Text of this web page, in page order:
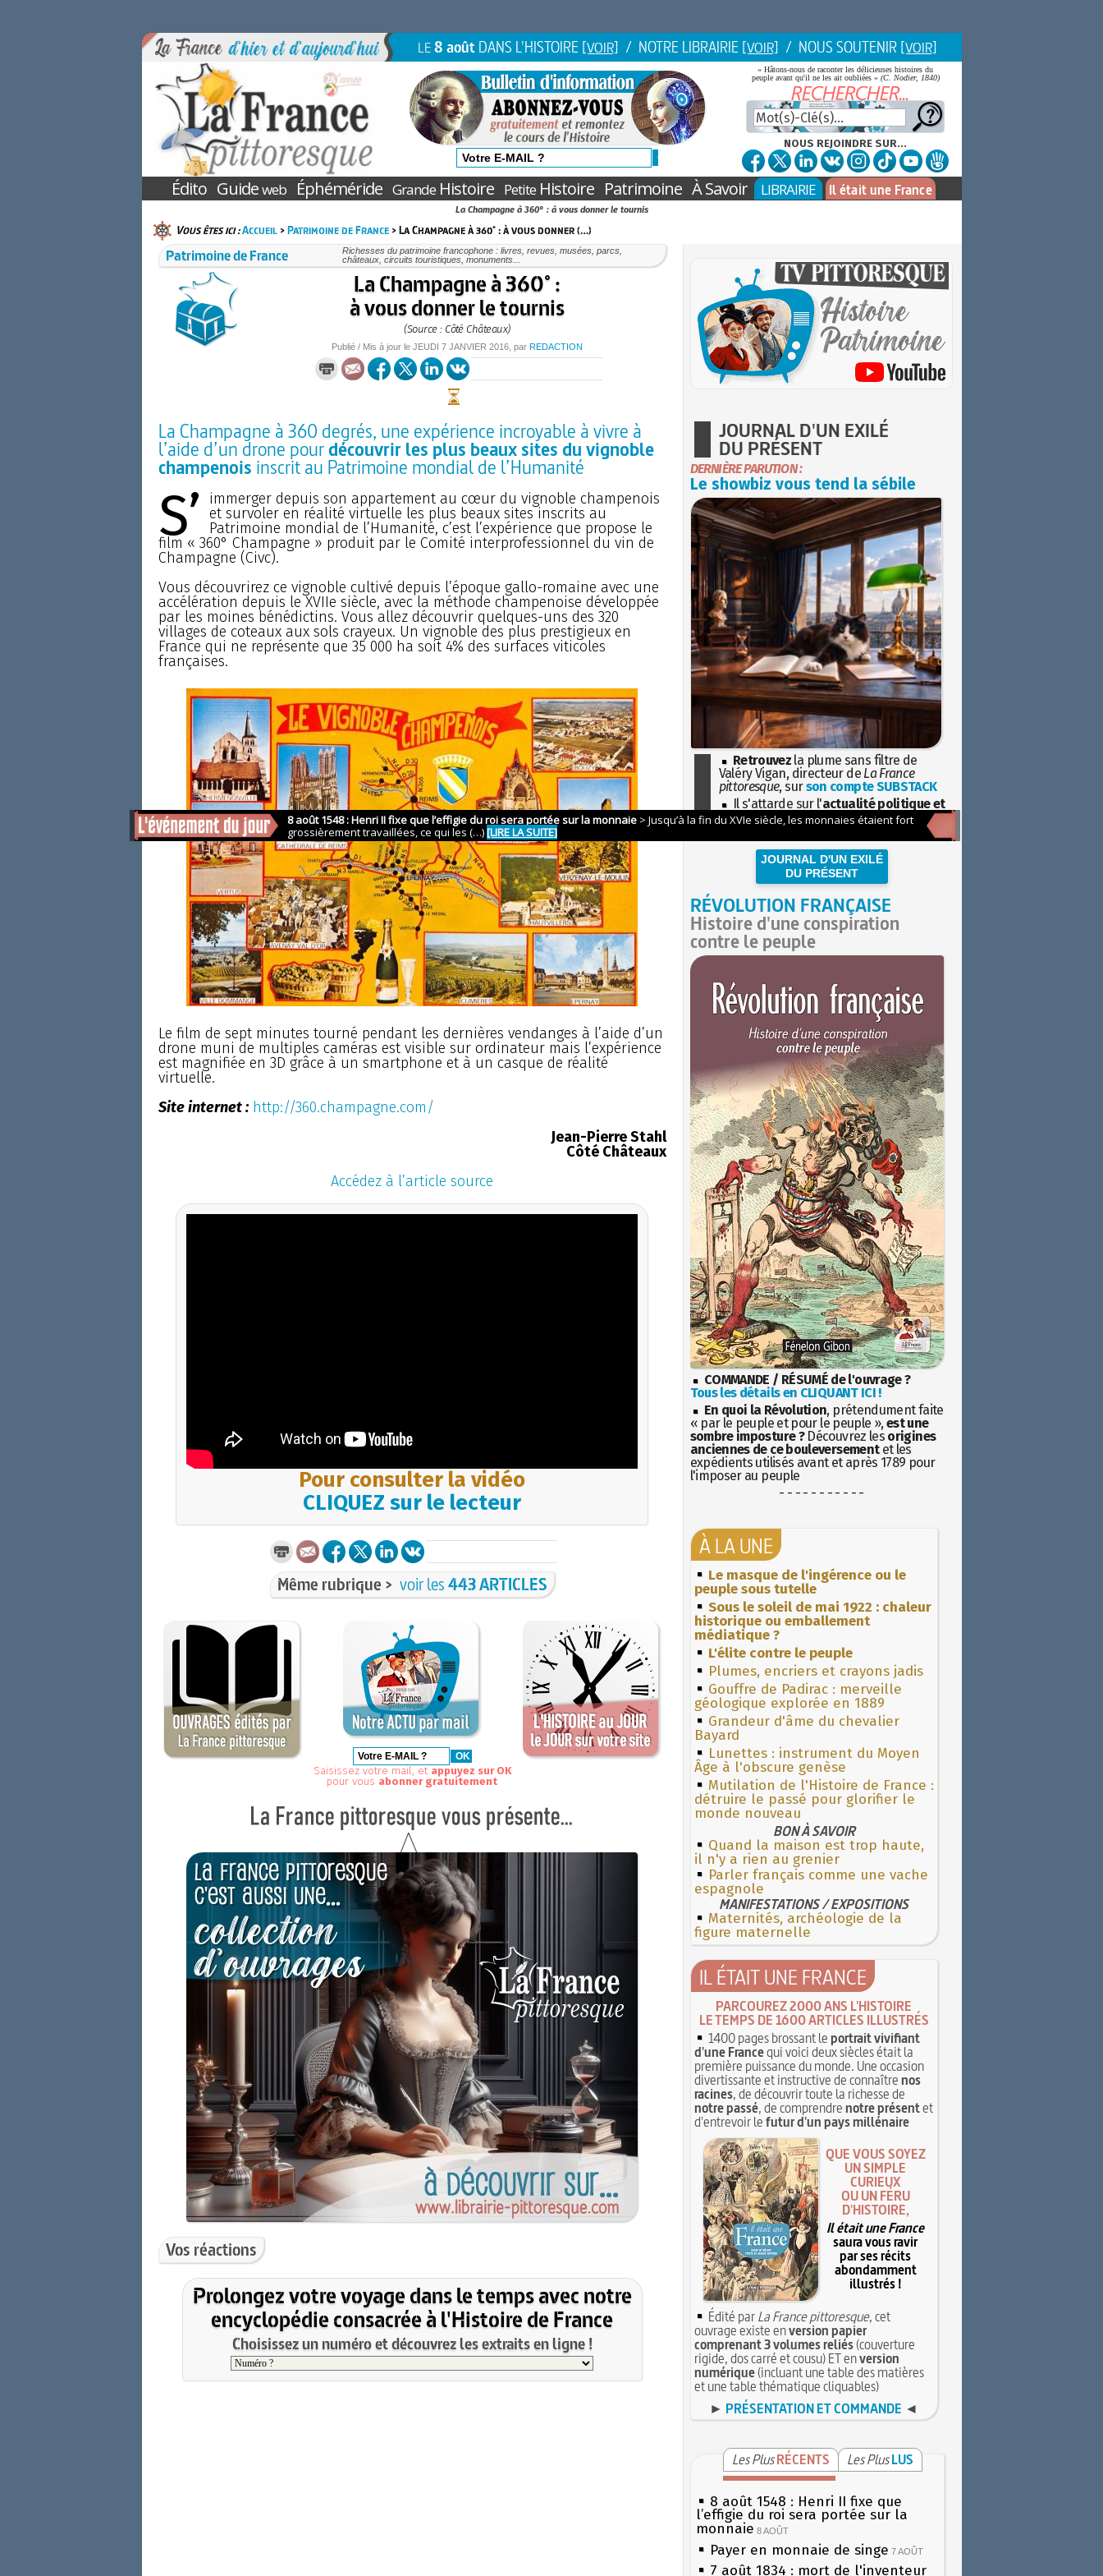
LE8 août DANS L'HISTOIRE [VOIR] / NOTRE LIBRAIRIE [VOIR] / NOUS SOUTENIR [VOIR]
« Hâtons-nous de raconter les délicieuses histoires du
peuple avant qu'il ne les ait oubliées » (C. Nodier, 1840)
NOUS REJOINDRE SUR...
Édito Guideweb Éphéméride GrandeHistoire PetiteHistoire Patrimoine À Savoir LIBRAIRIE Il était une France
La Champagne à 360° : à vous donner le tournis
Vous êtes ici :Accueil>Patrimoine de France> La Champagne à 360° : à vous donner (…)
Patrimoine de France
Richesses du patrimoine francophone : livres, revues, musées, parcs,
châteaux, circuits touristiques, monuments...
La Champagne à 360° :
à vous donner le tournis
(Source : Côté Châteaux)
Publié / Mis à jour le JEUDI 7 JANVIER 2016 , par REDACTION
La Champagne à 360 degrés, une expérience incroyable à vivre à
l’aide d’un drone pourdécouvrir les plus beaux sites du vignoble
champenois inscrit au Patrimoine mondial de l’Humanité
S’
immerger depuis son appartement au cœur du vignoble champenois
et survoler en réalité virtuelle les plus beaux sites inscrits au
Patrimoine mondial de l’Humanité, c’est l’expérience que propose le
film « 360° Champagne » produit par le Comité interprofessionnel du vin de
Champagne (Civc).
Vous découvrirez ce vignoble cultivé depuis l’époque gallo-romaine avec une
accélération depuis le XVIIe siècle, avec la méthode champenoise développée
par les moines bénédictins. Vous allez découvrir quelques-uns des 320
villages de coteaux aux sols crayeux. Un vignoble des plus prestigieux en
France qui ne représente que 35 000 ha soit 4% des surfaces viticoles
françaises.
Le film de sept minutes tourné pendant les dernières vendanges à l’aide d’un
drone muni de multiples caméras est visible sur ordinateur mais l’expérience
est magnifiée en 3D grâce à un smartphone et à un casque de réalité
virtuelle.
Site internet : http://360.champagne.com/
Jean-Pierre Stahl
Côté Châteaux
Accédez à l’article source
Pour consulter la vidéo
CLIQUEZ sur le lecteur
Même rubrique > voir les443 ARTICLES
Saisissez votre mail, et appuyez sur OK
pour vous abonner gratuitement
Vos réactions
Prolongez votre voyage dans le temps avec notre
encyclopédie consacrée à l'Histoire de France
Choisissez un numéro et découvrez les extraits en ligne !
JOURNAL D'UN EXILÉ
DU PRÉSENT
DERNIÈRE PARUTION :
Le showbiz vous tend la sébile
Retrouvez la plume sans filtre de
Valéry Vigan, directeur de La France
pittoresque, surson compte SUBSTACK
Il s'attarde sur l'actualité politique et
sociétaleavec la hauteur de vue de
JOURNAL D'UN EXILÉ
DU PRÉSENT
RÉVOLUTION FRANÇAISE
Histoire d'une conspiration
contre le peuple
COMMANDE / RÉSUMÉ de l'ouvrage ?
Tous les détails en CLIQUANT ICI !
En quoi la Révolution, prétendument faite
« par le peuple et pour le peuple », est une
sombre imposture ?Découvrez les origines
anciennes de ce bouleversementet les
expédients utilisés avant et après 1789 pour
l'imposer au peuple
- - - - - - - - - - -
À LA UNE
Le masque de l'ingérence ou le
peuple sous tutelle
Sous le soleil de mai 1922 : chaleur
historique ou emballement
médiatique ?
L'élite contre le peuple
Plumes, encriers et crayons jadis
Gouffre de Padirac : merveille
géologique explorée en 1889
Grandeur d'âme du chevalier
Bayard
Lunettes : instrument du Moyen
Âge à l'obscure genèse
Mutilation de l'Histoire de France :
détruire le passé pour glorifier le
monde nouveau
BON À SAVOIR
Quand la maison est trop haute,
il n'y a rien au grenier
Parler français comme une vache
espagnole
MANIFESTATIONS / EXPOSITIONS
Maternités, archéologie de la
figure maternelle
IL ÉTAIT UNE FRANCE
PARCOUREZ 2000 ANS L'HISTOIRE
LE TEMPS DE 1600 ARTICLES ILLUSTRÉS
1400 pages brossant leportrait vivifiant
d'une Francequi voici deux siècles était la
première puissance du monde. Une occasion
divertissante et instructive de connaîtrenos
racines, de découvrir toute la richesse de
notre passé, de comprendrenotre présentet
d'entrevoir lefutur d'un pays millénaire
QUE VOUS SOYEZ
UN SIMPLE
CURIEUX
OU UN FÉRU
D'HISTOIRE,
Il était une France
saura vous ravir
par ses récits
abondamment
illustrés !
Édité parLa France pittoresque, cet
ouvrage existe enversion papier
comprenant 3 volumes reliés(couverture
rigide, dos carré et cousu) ET enversion
numérique(incluant une table des matières
et une table thématique cliquables)
► PRÉSENTATION ET COMMANDE ◄
Les Plus RÉCENTS Les Plus LUS
8 août 1548 : Henri II fixe que
l’effigie du roi sera portée sur la
monnaie 8 AOÛT
Payer en monnaie de singe 7 AOÛT
7 août 1834 : mort de l'inventeur